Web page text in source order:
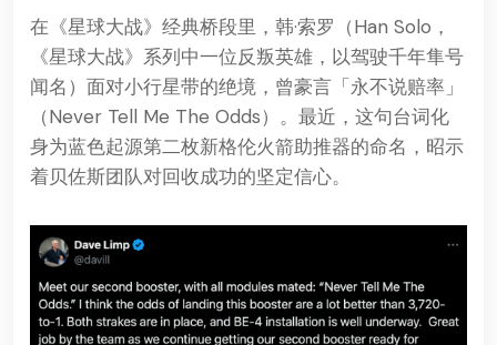
在《星球大战》经典桥段里，韩·索罗（Han Solo，
《星球大战》系列中一位反叛英雄，以驾驶千年隼号
闻名）面对小行星带的绝境，曾豪言「永不说赔率」
（Never Tell Me The Odds）。最近，这句台词化
身为蓝色起源第二枚新格伦火箭助推器的命名，昭示
着贝佐斯团队对回收成功的坚定信心。